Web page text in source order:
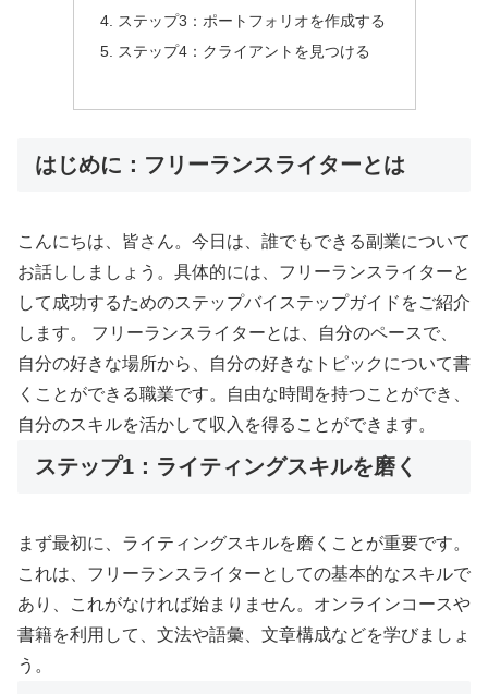
ステップ3：ポートフォリオを作成する
ステップ4：クライアントを見つける
はじめに：フリーランスライターとは
こんにちは、皆さん。今日は、誰でもできる副業について
お話ししましょう。具体的には、フリーランスライターと
して成功するためのステップバイステップガイドをご紹介
します。 フリーランスライターとは、自分のペースで、
自分の好きな場所から、自分の好きなトピックについて書
くことができる職業です。自由な時間を持つことができ、
自分のスキルを活かして収入を得ることができます。
ステップ1：ライティングスキルを磨く
まず最初に、ライティングスキルを磨くことが重要です。
これは、フリーランスライターとしての基本的なスキルで
あり、これがなければ始まりません。オンラインコースや
書籍を利用して、文法や語彙、文章構成などを学びましょ
う。